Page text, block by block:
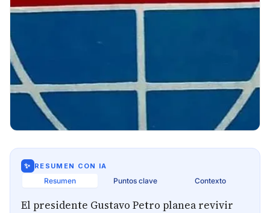
✨ RESUMEN CON IA
Resumen Puntos clave Contexto
El presidente Gustavo Petro planea revivir